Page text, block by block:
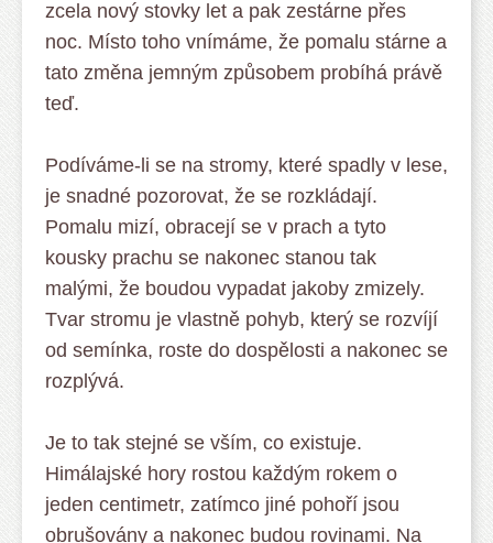
zcela nový stovky let a pak zestárne přes
noc. Místo toho vnímáme, že pomalu stárne a
tato změna jemným způsobem probíhá právě
teď.
Podíváme-li se na stromy, které spadly v lese,
je snadné pozorovat, že se rozkládají.
Pomalu mizí, obracejí se v prach a tyto
kousky prachu se nakonec stanou tak
malými, že boudou vypadat jakoby zmizely.
Tvar stromu je vlastně pohyb, který se rozvíjí
od semínka, roste do dospělosti a nakonec se
rozplývá.
Je to tak stejné se vším, co existuje.
Himálajské hory rostou každým rokem o
jeden centimetr, zatímco jiné pohoří jsou
obrušovány a nakonec budou rovinami. Na